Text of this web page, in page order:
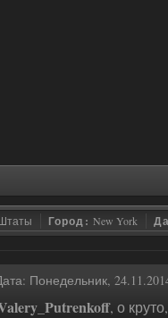
Город:New York
Понедельник,
, о